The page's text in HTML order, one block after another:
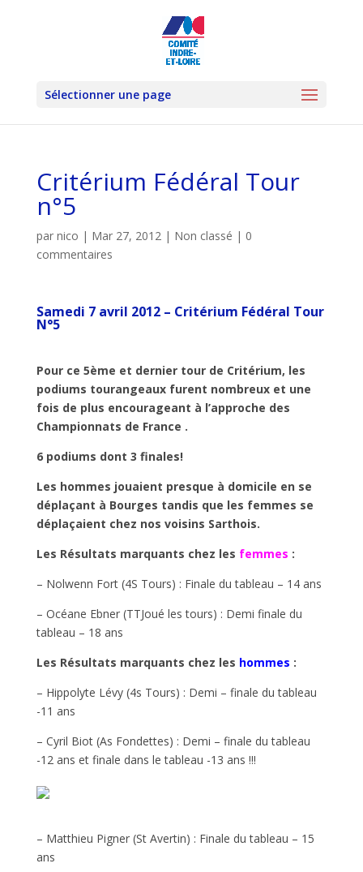
Sélectionner une page
Critérium Fédéral Tour
n°5
par nico | Mar 27, 2012| Non classé | 0
commentaires
Samedi 7 avril 2012 – Critérium Fédéral Tour
N°5
Pour ce 5ème et dernier tour de Critérium, les
podiums tourangeaux furent nombreux et une
fois de plus encourageant à l’approche des
Championnats de France .
6 podiums dont 3 finales!
Les hommes jouaient presque à domicile en se
déplaçant à Bourges tandis que les femmes se
déplaçaient chez nos voisins Sarthois.
Les Résultats marquants chez les femmes :
– Nolwenn Fort (4S Tours) : Finale du tableau – 14 ans
– Océane Ebner (TTJoué les tours) : Demi finale du
tableau – 18 ans
Les Résultats marquants chez les hommes :
– Hippolyte Lévy (4s Tours) : Demi – finale du tableau
-11 ans
– Cyril Biot (As Fondettes) : Demi – finale du tableau
-12 ans et finale dans le tableau -13 ans !!!
– Matthieu Pigner (St Avertin) : Finale du tableau – 15
ans